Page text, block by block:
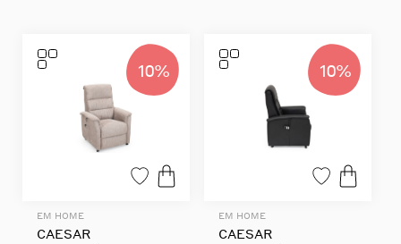
10%
EM HOME
CAESAR
10%
EM HOME
CAESAR